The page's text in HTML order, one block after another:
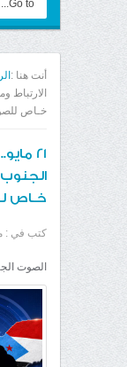
أنت هنا :
الارتباط
خـاص
21
الجنوب
خـاص
كتب في :
الصوت